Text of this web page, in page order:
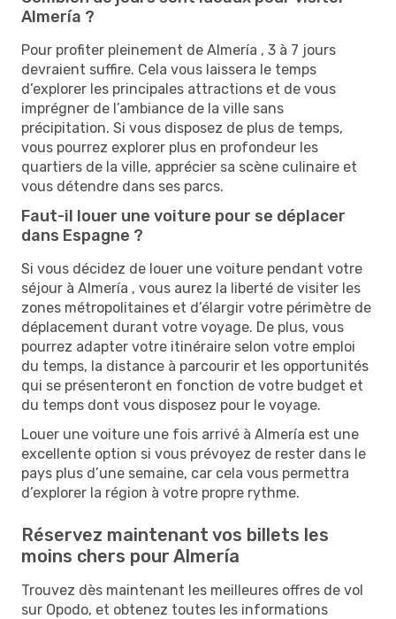
Almería ?
Pour profiter pleinement de Almería , 3 à 7 jours
devraient suffire. Cela vous laissera le temps
d’explorer les principales attractions et de vous
imprégner de l’ambiance de la ville sans
précipitation. Si vous disposez de plus de temps,
vous pourrez explorer plus en profondeur les
quartiers de la ville, apprécier sa scène culinaire et
vous détendre dans ses parcs.
Faut-il louer une voiture pour se déplacer
dans Espagne ?
Si vous décidez de louer une voiture pendant votre
séjour à Almería , vous aurez la liberté de visiter les
zones métropolitaines et d’élargir votre périmètre de
déplacement durant votre voyage. De plus, vous
pourrez adapter votre itinéraire selon votre emploi
du temps, la distance à parcourir et les opportunités
qui se présenteront en fonction de votre budget et
du temps dont vous disposez pour le voyage.
Louer une voiture une fois arrivé à Almería est une
excellente option si vous prévoyez de rester dans le
pays plus d’une semaine, car cela vous permettra
d’explorer la région à votre propre rythme.
Réservez maintenant vos billets les
moins chers pour Almería
Trouvez dès maintenant les meilleures offres de vol
sur Opodo, et obtenez toutes les informations